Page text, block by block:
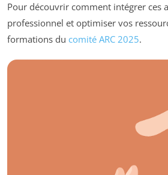
Pour découvrir comment intégrer ces
professionnel et optimiser vos
formations du comité ARC 2025.